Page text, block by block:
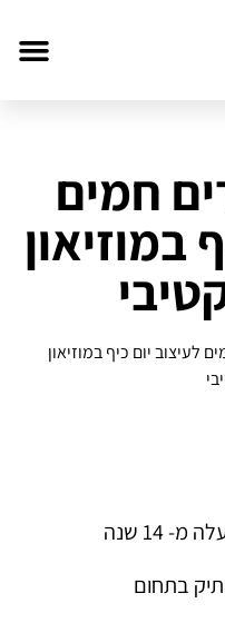
חמים
במוזיאון
לעיצוב יום כיף במוזיאון
14 שנה
בתחום